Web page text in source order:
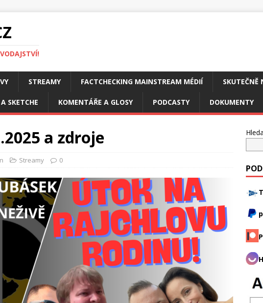
STREAMY FACTCHECKING MAINSTREAM MÉDIÍ SKUTEČNĚ
SKETCHE KOMENTÁŘE A GLOSY PODCASTY DOKUMENTY
a zdroje
Streamy 0